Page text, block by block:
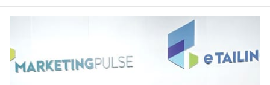
人工智能
MarketingPulse
石嘉威